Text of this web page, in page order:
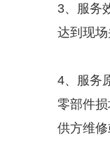
3、服务
达到现
4、服务
零部件
供方维